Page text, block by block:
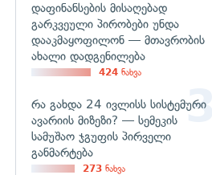
დაფინანსების მისაღებად
გარკვეული პირობები უნდა
დააკმაყოფილონ — მთავრობის
ახალი დადგენილება
424 ნახვა
რა გახდა 24 ივლისს სისტემური
ავარიის მიზეზი? — სემეკის
სამუშაო ჯგუფის პირველი
განმარტება
273 ნახვა